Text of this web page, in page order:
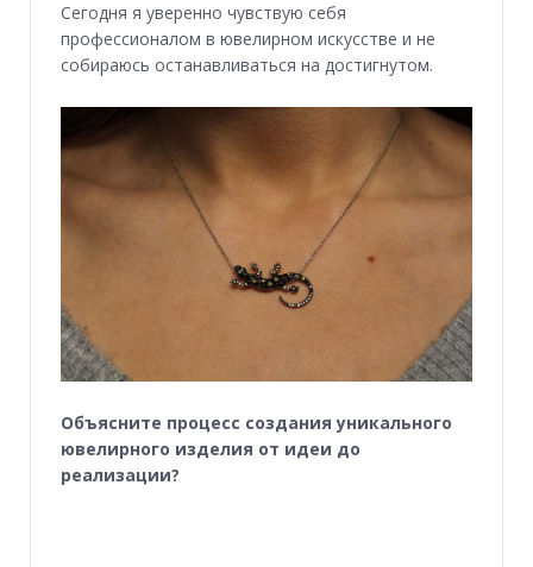
Сегодня я уверенно чувствую себя
профессионалом в ювелирном искусстве и не
собираюсь останавливаться на достигнутом.
Объясните процесс создания уникального
ювелирного изделия от идеи до
реализации?